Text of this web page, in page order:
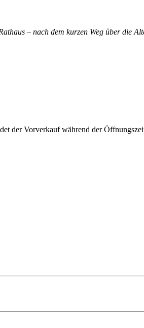
– nach dem kurzen Weg über die
der Vorverkauf während der